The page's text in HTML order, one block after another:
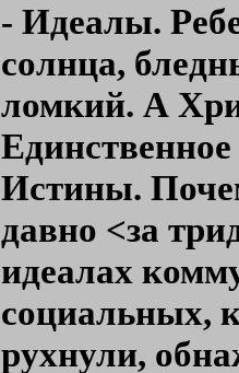
- Идеалы.
солнца,
ломкий. А
Истины.
давно <за
идеалах
социальных,
рухнули,